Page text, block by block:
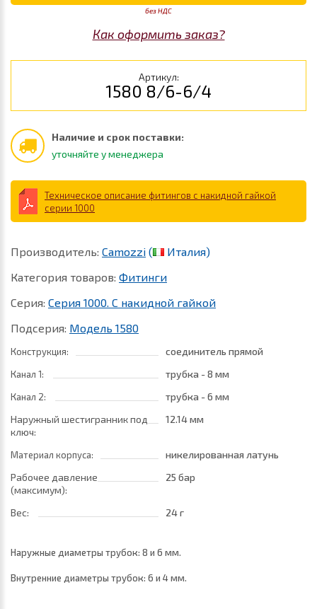
без НДС
Как оформить заказ?
Артикул:
1580 8/6-6/4
Наличие и срок поставки:
уточняйте у менеджера
Техническое описание фитингов с накидной гайкой
серии 1000
Производитель: Camozzi (
Италия)
Категория товаров: Фитинги
Серия: Серия 1000. С накидной гайкой
Подсерия: Модель 1580
Конструкция: соединитель прямой
Канал 1: трубка - 8 мм
Канал 2:
трубка - 6 мм
Наружный шестигранник под
ключ:
12.14 мм
Материал корпуса:
никелированная латунь
Рабочее давление
(максимум):
25 бар
Вес: 24 г
Наружные диаметры трубок: 8 и 6 мм.
Внутренние диаметры трубок: 6 и 4 мм.